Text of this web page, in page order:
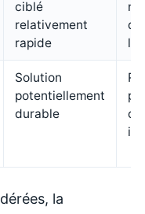
ciblé
relativement
rapide
Solution
potentiellement
durable
la